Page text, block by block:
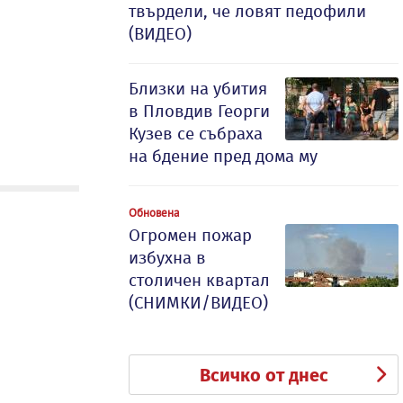
твърдели, че ловят педофили
(ВИДЕО)
Близки на убития
в Пловдив Георги
Кузев се събраха
на бдение пред дома му
Обновена
Огромен пожар
избухна в
столичен квартал
(СНИМКИ/ВИДЕО)
Всичко от днес